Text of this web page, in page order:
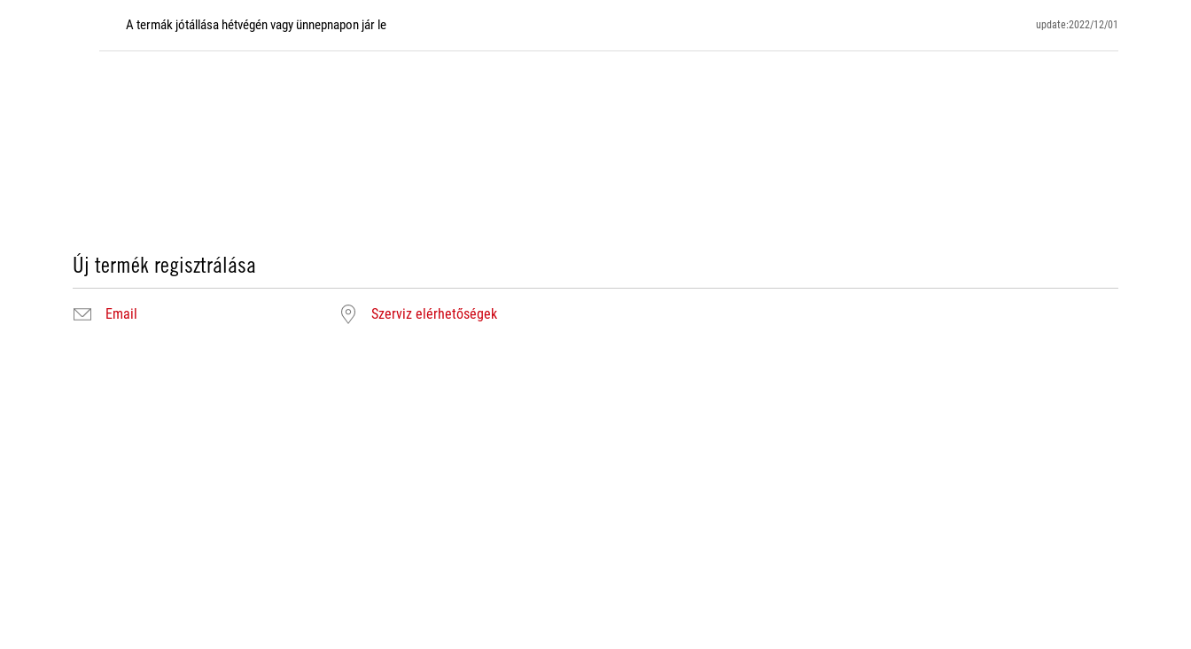
A termák jótállása hétvégén vagy ünnepnapon jár le update:2022/12/01
Új termék regisztrálása
Email Szerviz elérhetőségek